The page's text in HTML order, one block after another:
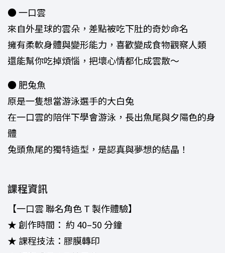
● 一口雲
來自外星球的雲朵，差點被吃下肚的奇妙命名
擁有柔軟身體與變形能力，喜歡變成食物觀察人類
還能幫你吃掉煩惱，把壞心情都化成雲散～
● 肥兔魚
原是一隻想當游泳選手的大白兔
在一口雲的陪伴下學會游泳，長出魚尾與夕陽色的身
體
兔頭魚尾的獨特造型，是認真與夢想的結晶！
課程資訊
【一口雲 聯名角色 T 製作體驗】
★ 創作時間： 約 40–50 分鐘
★ 課程技法：膠膜轉印